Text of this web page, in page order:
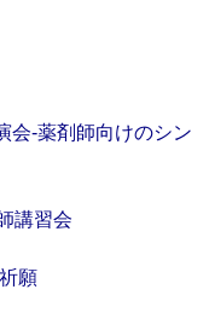
会‐薬剤師向けのシン
講習会
願